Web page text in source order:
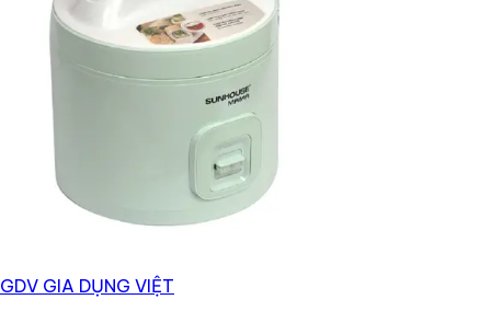
GDV GIA DỤNG VIỆT